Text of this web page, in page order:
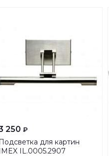
250 ₽
Подсветка для картин
IMEX IL.0005.2907